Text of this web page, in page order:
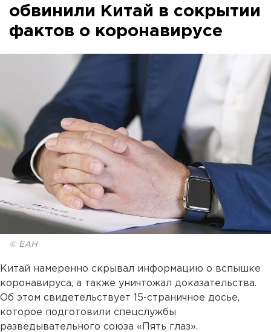
обвинили Китай в сокрытии
фактов о коронавирусе
© ЕАН
Китай намеренно скрывал информацию о вспышке
коронавируса, а также уничтожал доказательства.
Об этом свидетельствует 15-страничное досье,
которое подготовили спецслужбы
разведывательного союза «Пять глаз».